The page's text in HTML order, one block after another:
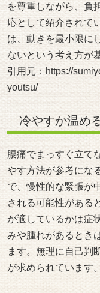
を尊重しながら、負
応として紹介されて
は、動きを最小限に
ないという考え方が
引用元： https://
youtsu/
冷やすか温め
腰痛でまっすぐ立て
やす方法が参考にな
で、慢性的な緊張が
される可能性がある
が適しているかは症
みや腫れがあるとき
ます。無理に自己判
が求められています。